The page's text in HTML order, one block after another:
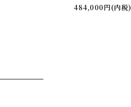
484,000円(内税)